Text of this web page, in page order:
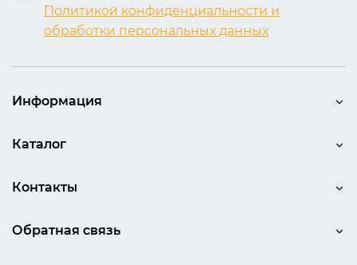
Политикой конфиденциальности и
обработки персональных данных
Информация
Каталог
Контакты
Обратная связь